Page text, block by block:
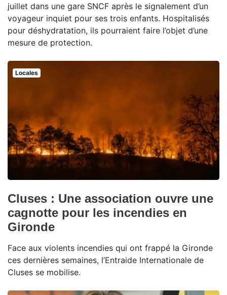
juillet dans une gare SNCF après le signalement d’un
voyageur inquiet pour ses trois enfants. Hospitalisés
pour déshydratation, ils pourraient faire l’objet d’une
mesure de protection.
Locales
Cluses : Une association ouvre une
cagnotte pour les incendies en
Gironde
Face aux violents incendies qui ont frappé la Gironde
ces dernières semaines, l’Entraide Internationale de
Cluses se mobilise.